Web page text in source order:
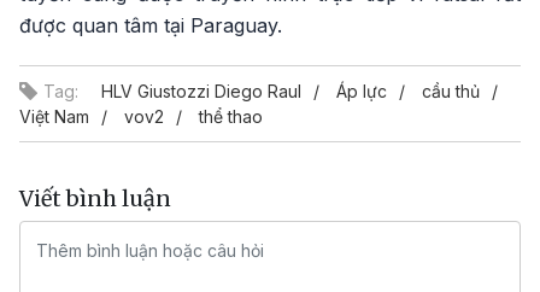
được quan tâm tại Paraguay.
Tag: HLV Giustozzi Diego Raul Áp lực
cầu thủ
Việt Nam
vov2 thể thao
Viết bình luận